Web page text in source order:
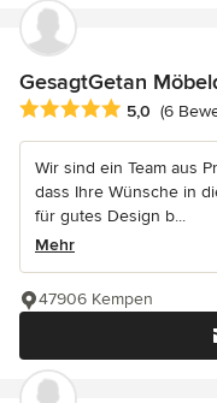
GesagtGetan
Durchschnittliche
5,0 (6
Wir sind ein Team aus
dass Ihre Wünsche in
für gutes Design b...
Mehr
47906 Kempen